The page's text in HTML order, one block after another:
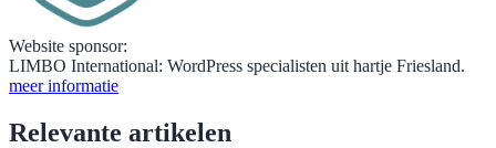
Website sponsor:
LIMBO International: WordPress specialisten uit hartje Friesland.
meer informatie
Relevante artikelen